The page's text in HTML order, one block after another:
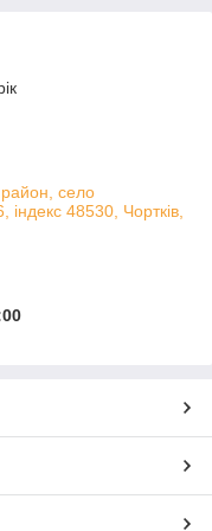
район, село
48530, Чортків,